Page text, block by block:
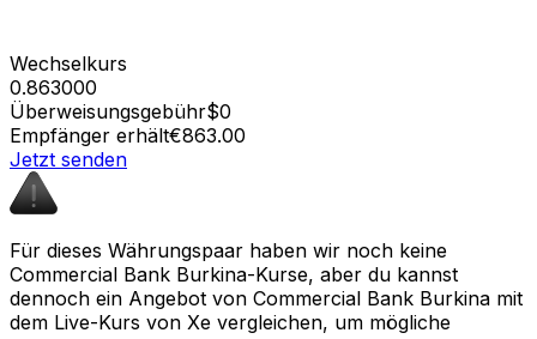
Wechselkurs
0.863000
Überweisungsgebühr$0
Empfänger erhält€863.00
Jetzt senden
Für dieses Währungspaar haben wir noch keine
Commercial Bank Burkina-Kurse, aber du kannst
dennoch ein Angebot von Commercial Bank Burkina mit
dem Live-Kurs von Xe vergleichen, um mögliche